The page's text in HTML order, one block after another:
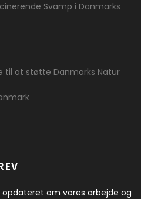
Svamp i Danmarks
til at støtte Danmarks Natur
opdateret om vores arbejde og